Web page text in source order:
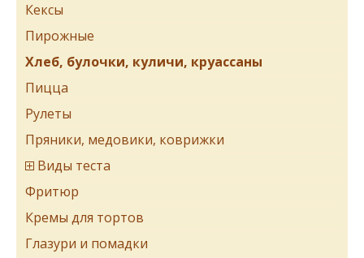
Кексы
Пирожные
Хлеб, булочки, куличи, круассаны
Пицца
Рулеты
Пряники, медовики, коврижки
Виды теста
Фритюр
Кремы для тортов
Глазури и помадки